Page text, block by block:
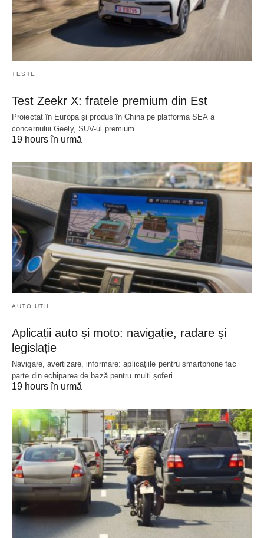
TESTE
Test Zeekr X: fratele premium din Est
Proiectat în Europa și produs în China pe platforma SEA a
concernului Geely, SUV-ul premium…
19 hours în urmă
AUTO UTIL
Aplicații auto și moto: navigație, radare și
legislație
Navigare, avertizare, informare: aplicațiile pentru smartphone fac
parte din echiparea de bază pentru mulți șoferi.…
19 hours în urmă